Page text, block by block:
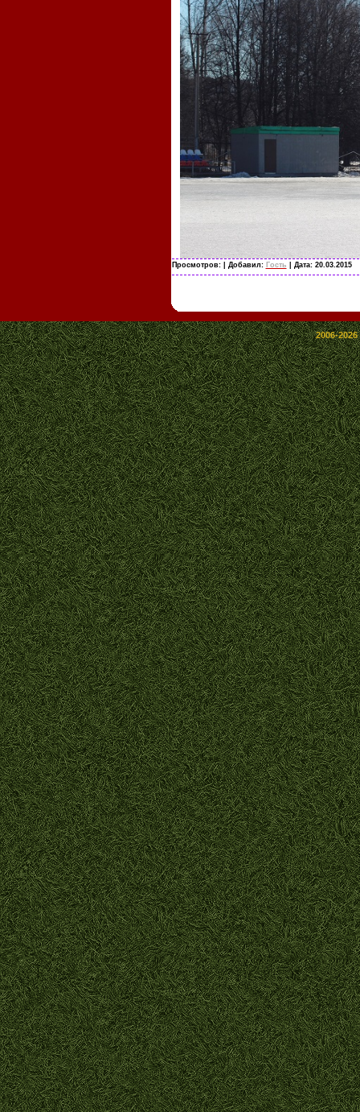
Просмотров: | Добавил: Гость | Дата: 20.03.2015
2006-